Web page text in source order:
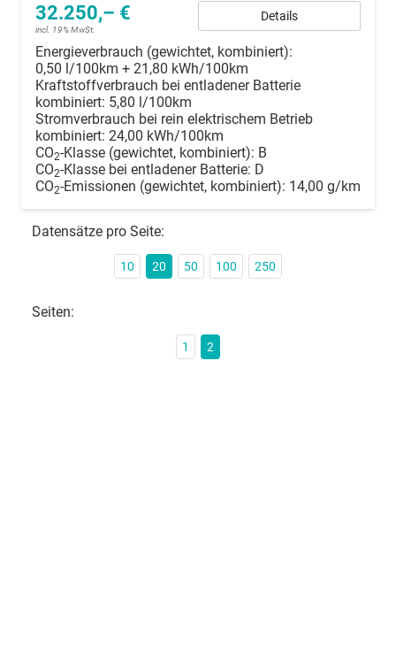
32.250,– €
incl. 19% MwSt.
Details
Energieverbrauch (gewichtet, kombiniert):
0,50 l/100km + 21,80 kWh/100km
Kraftstoffverbrauch bei entladener Batterie
kombiniert: 5,80 l/100km
Stromverbrauch bei rein elektrischem Betrieb
kombiniert: 24,00 kWh/100km
CO2-Klasse (gewichtet, kombiniert): B
CO2-Klasse bei entladener Batterie: D
CO2-Emissionen (gewichtet, kombiniert): 14,00 g/km
Datensätze pro Seite:
10 20 50 100 250
Seiten:
1 2